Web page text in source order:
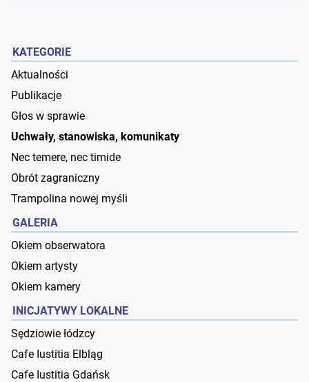
KATEGORIE
Aktualności
Publikacje
Głos w sprawie
Uchwały, stanowiska, komunikaty
Nec temere, nec timide
Obrót zagraniczny
Trampolina nowej myśli
GALERIA
Okiem obserwatora
Okiem artysty
Okiem kamery
INICJATYWY LOKALNE
Sędziowie łódzcy
Cafe Iustitia Elbląg
Cafe Iustitia Gdańsk